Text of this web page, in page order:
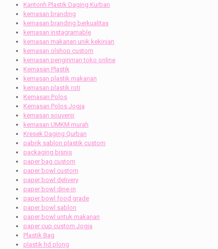
Kantonh Plastik Daging Kurban
kemasan branding
kemasan branding berkualitas
kemasan instagramable
kemasan makanan unik kekinian
kemasan olshop custom
kemasan pengiriman toko online
Kemasan Plastik
kemasan plastik makanan
kemasan plastik roti
Kemasan Polos
Kemasan Polos Jogja
kemasan souvenir
kemasan UMKM murah
Kresek Daging Qurban
pabrik sablon plastik custom
packaging bisnis
paper bag custom
paper bowl custom
paper bowl delivery
paper bowl dine-in
paper bowl food grade
paper bowl sablon
paper bowl untuk makanan
paper cup custom Jogja
Plastik Bag
plastik hd plong